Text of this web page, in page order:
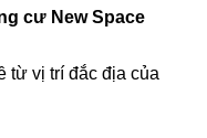
cư New Space
từ vị trí đắc địa của